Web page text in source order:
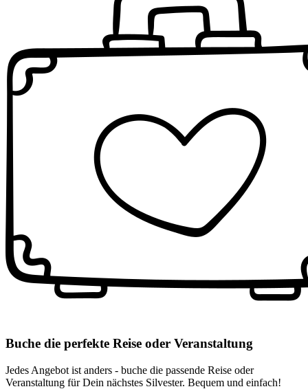
Buche die perfekte Reise oder Veranstaltung
Jedes Angebot ist anders - buche die passende Reise oder
Veranstaltung für Dein nächstes Silvester. Bequem und einfach!